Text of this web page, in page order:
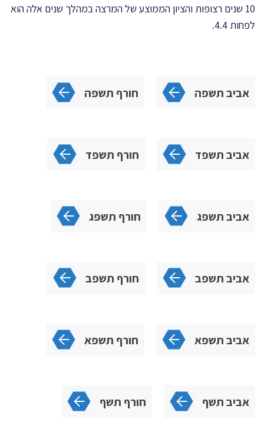
10 שנים רצופות והציון הממוצע של המרצה במהלך שנים אלה הוא
לפחות 4.4.
אביב תשפה חורף תשפה
אביב תשפד חורף תשפד
אביב תשפג חורף תשפג
אביב תשפב חורף תשפב
אביב תשפא חורף תשפא
אביב תשף חורף תשף